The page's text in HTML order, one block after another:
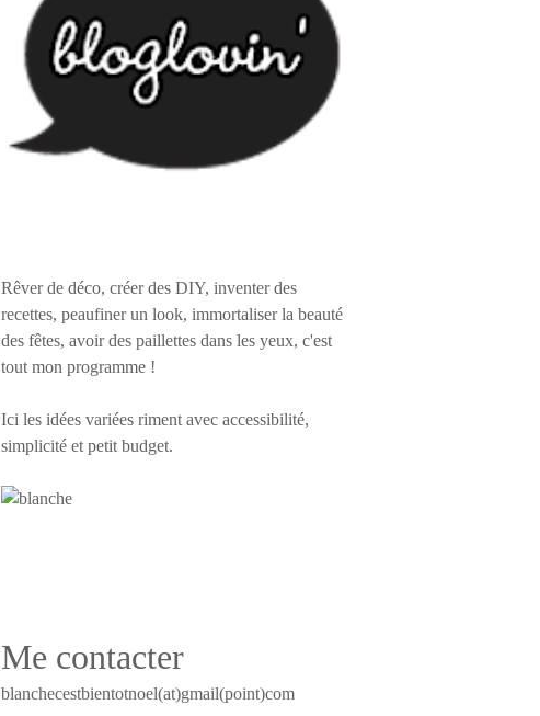
Rêver de déco, créer des DIY, inventer des
recettes, peaufiner un look, immortaliser la beauté
des fêtes, avoir des paillettes dans les yeux, c'est
tout mon programme !
Ici les idées variées riment avec accessibilité,
simplicité et petit budget.
Me contacter
blanchecestbientotnoel(at)gmail(point)com